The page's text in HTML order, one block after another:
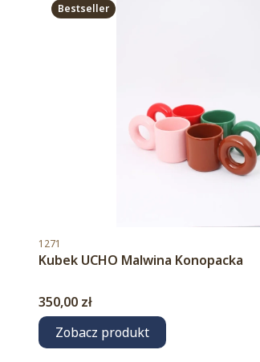
Bestseller
Kod produktu
1271
Kubek UCHO Malwina Konopacka
Cena
350,00 zł
Zobacz produkt